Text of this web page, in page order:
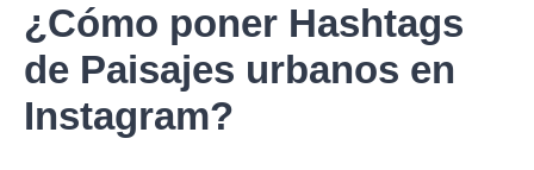
¿Cómo poner Hashtags
de Paisajes urbanos en
Instagram?